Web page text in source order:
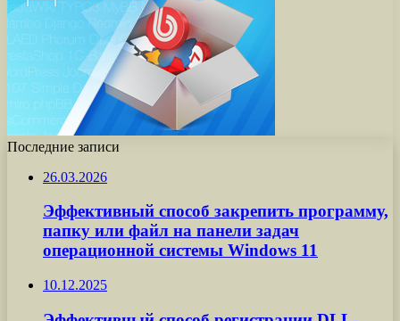
Последние записи
26.03.2026
Эффективный способ закрепить программу,
папку или файл на панели задач
операционной системы Windows 11
10.12.2025